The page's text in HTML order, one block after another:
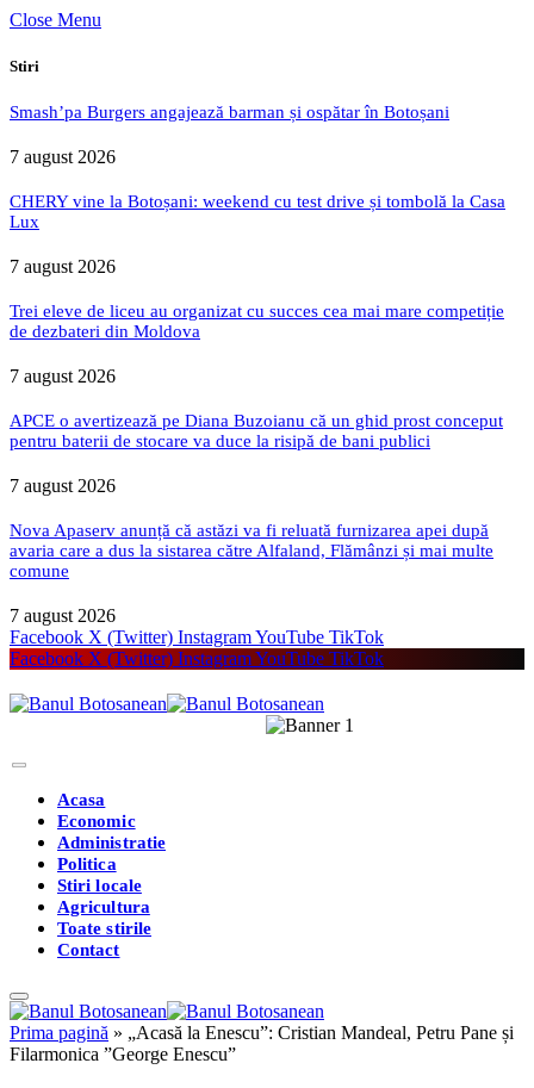
Close Menu
Stiri
Smash’pa Burgers angajează barman și ospătar în Botoșani
7 august 2026
CHERY vine la Botoșani: weekend cu test drive și tombolă la Casa
Lux
7 august 2026
Trei eleve de liceu au organizat cu succes cea mai mare competiție
de dezbateri din Moldova
7 august 2026
APCE o avertizează pe Diana Buzoianu că un ghid prost conceput
pentru baterii de stocare va duce la risipă de bani publici
7 august 2026
Nova Apaserv anunță că astăzi va fi reluată furnizarea apei după
avaria care a dus la sistarea către Alfaland, Flămânzi și mai multe
comune
7 august 2026
Facebook X (Twitter) InstagramYouTube TikTok
Facebook X (Twitter) InstagramYouTube TikTok
Acasa
Economic
Administratie
Politica
Stiri locale
Agricultura
Toate stirile
Contact
Prima pagină » „Acasă la Enescu”: Cristian Mandeal, Petru Pane și
Filarmonica ”George Enescu”